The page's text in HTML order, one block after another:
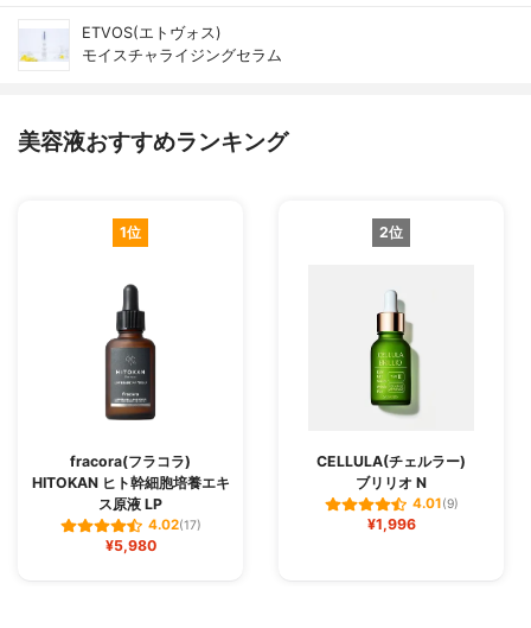
ETVOS(エトヴォス)
モイスチャライジングセラム
美容液おすすめランキング
1位
fracora(フラコラ)
HITOKAN ヒト幹細胞培養エキ
ス原液 LP
4.02(17)
¥5,980
2位
CELLULA(チェルラー)
ブリリオ N
4.01(9)
¥1,996